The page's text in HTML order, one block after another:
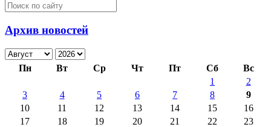
Архив новостей
Пн Вт Ср Чт Пт Сб
Вс
1
2
3
4 5 6 7 8
9
10
11 12 13 14 15
16
17
18 19 20 21 22
23